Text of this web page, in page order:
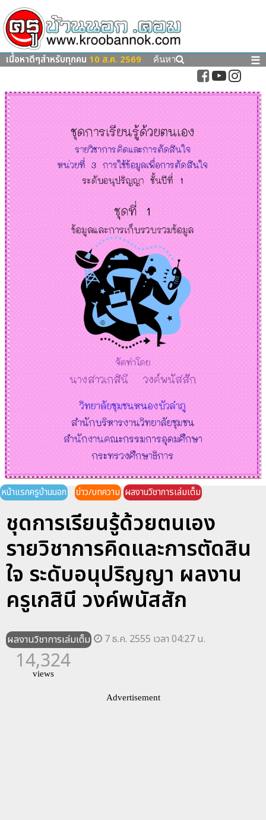
เนื้อหาดีๆสำหรับทุกคน 10 ส.ค. 2569 ค้นหา ☰
หน้าแรกครูบ้านนอก ข่าว/บทความ ผลงานวิชาการเล่มเต็ม
ชุดการเรียนรู้ด้วยตนเอง
รายวิชาการคิดและการตัดสิน
ใจ ระดับอนุปริญญา ผลงาน
ครูเกสินี วงค์พนัสสัก
ผลงานวิชาการเล่มเต็ม 7 ธ.ค. 2555 เวลา 04:27 น.
14,324
views
Advertisement